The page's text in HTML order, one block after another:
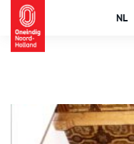
NL